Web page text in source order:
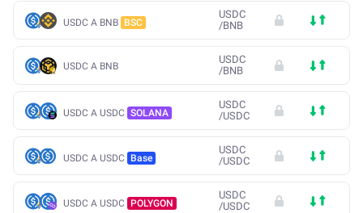
USDC A BNB BSC
USDC
/BNB
USDC A BNB
USDC
/BNB
USDC A USDC SOLANA
USDC
/USDC
USDC A USDC Base
USDC
/USDC
USDC A USDC POLYGON
USDC
/USDC